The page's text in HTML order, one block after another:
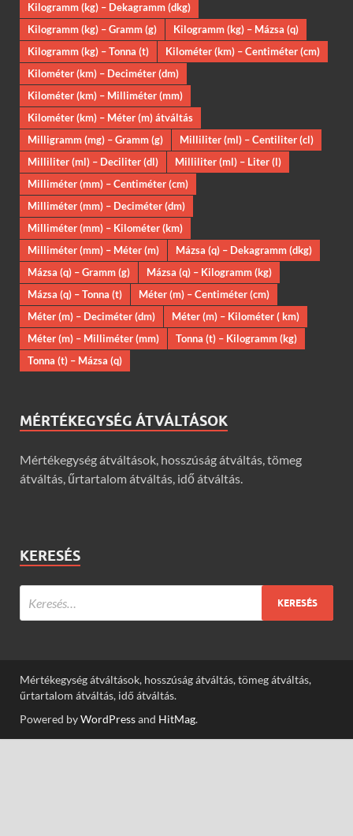
Kilogramm (kg) – Dekagramm (dkg)
Kilogramm (kg) – Gramm (g)
Kilogramm (kg) – Mázsa (q)
Kilogramm (kg) – Tonna (t)
Kilométer (km) – Centiméter (cm)
Kilométer (km) – Deciméter (dm)
Kilométer (km) – Milliméter (mm)
Kilométer (km) – Méter (m) átváltás
Milligramm (mg) – Gramm (g)
Milliliter (ml) – Centiliter (cl)
Milliliter (ml) – Deciliter (dl)
Milliliter (ml) – Liter (l)
Milliméter (mm) – Centiméter (cm)
Milliméter (mm) – Deciméter (dm)
Milliméter (mm) – Kilométer (km)
Milliméter (mm) – Méter (m)
Mázsa (q) – Dekagramm (dkg)
Mázsa (q) – Gramm (g)
Mázsa (q) – Kilogramm (kg)
Mázsa (q) – Tonna (t)
Méter (m) – Centiméter (cm)
Méter (m) – Deciméter (dm)
Méter (m) – Kilométer ( km)
Méter (m) – Milliméter (mm)
Tonna (t) – Kilogramm (kg)
Tonna (t) – Mázsa (q)
MÉRTÉKEGYSÉG ÁTVÁLTÁSOK
Mértékegység átváltások, hosszúság átváltás, tömeg
átváltás, űrtartalom átváltás, idő átváltás.
KERESÉS
Mértékegység átváltások, hosszúság átváltás, tömeg átváltás,
űrtartalom átváltás, idő átváltás.
Powered byWordPressand HitMag.